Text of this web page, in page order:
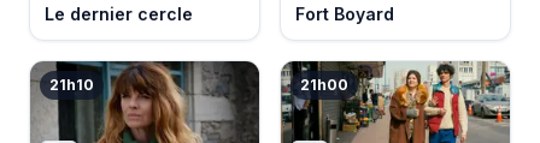
Le dernier cercle Fort Boyard
21h10 21h00